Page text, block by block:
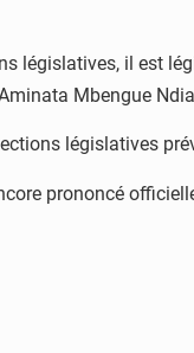
il est
Mbengue
législatives
prononcé